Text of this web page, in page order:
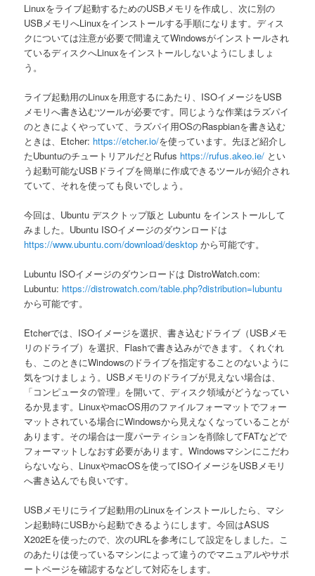
Linuxをライブ起動するためのUSBメモリを作成し、次に別の
USBメモリへLinuxをインストールする手順になります。ディス
クについては注意が必要で間違えてWindowsがインストールされ
ているディスクへLinuxをインストールしないようにしましょ
う。
ライブ起動用のLinuxを用意するにあたり、ISOイメージをUSB
メモリへ書き込むツールが必要です。同じような作業はラズパイ
のときによくやっていて、ラズパイ用OSのRaspbianを書き込む
ときは、Etcher: https://etcher.io/を使っています。先ほど紹介し
たUbuntuのチュートリアルだとRufus https://rufus.akeo.ie/ とい
う起動可能なUSBドライブを簡単に作成できるツールが紹介され
ていて、それを使っても良いでしょう。
今回は、Ubuntu デスクトップ版と Lubuntu をインストールして
みました。Ubuntu ISOイメージのダウンロードは
https://www.ubuntu.com/download/desktop から可能です。
Lubuntu ISOイメージのダウンロードは DistroWatch.com:
Lubuntu: https://distrowatch.com/table.php?distribution=lubuntu
から可能です。
Etcherでは、ISOイメージを選択、書き込むドライブ（USBメモ
リのドライブ）を選択、Flashで書き込みができます。くれぐれ
も、このときにWindowsのドライブを指定することのないように
気をつけましょう。USBメモリのドライブが見えない場合は、
「コンピュータの管理」を開いて、ディスク領域がどうなってい
るか見ます。LinuxやmacOS用のファイルフォーマットでフォー
マットされている場合にWindowsから見えなくなっていることが
あります。その場合は一度パーティションを削除してFATなどで
フォーマットしなおす必要があります。Windowsマシンにこだわ
らないなら、LinuxやmacOSを使ってISOイメージをUSBメモリ
へ書き込んでも良いです。
USBメモリにライブ起動用のLinuxをインストールしたら、マシ
ン起動時にUSBから起動できるようにします。今回はASUS
X202Eを使ったので、次のURLを参考にして設定をしました。こ
のあたりは使っているマシンによって違うのでマニュアルやサポ
ートページを確認するなどして対応をします。